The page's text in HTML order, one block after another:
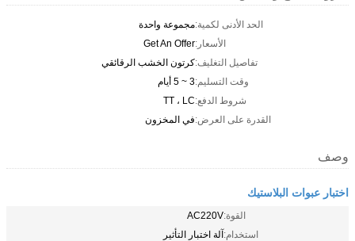
الحد الأدنى لكمية:مجموعة واحدة
الأسعار:Get An Offer
تفاصيل التغليف:كرتون الخشب الرقائقي
وقت التسليم:3 ~ 5 أيام
شروط الدفع:TT ، LC
القدرة على العرض:في المخزون
وصف
اختبار عبوات البلاستيك
القوة:AC220V
استخدام:آلة اختبار التأثير